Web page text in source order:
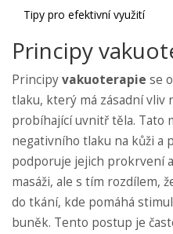
Tipy pro efektivní využití
Principy
Principyvakuoterapie se
tlaku, který má zásadní vliv
probíhající uvnitř těla. Tato
negativního tlaku na kůži a
podporuje jejich prokrvení
masáži, ale s tím rozdílem,
do tkání, kde pomáhá
buněk. Tento postup je